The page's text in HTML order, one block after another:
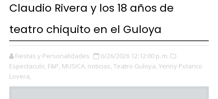
Claudio Rivera y los 18 años de
teatro chiquito en el Guloya
Fiestas y Personalidades
6/26/2026 12:12:00 p. m.
Espectaculo, F&P, MUSICA, noticias, Teatro Guloya, Yenny Polanco
Lovera,